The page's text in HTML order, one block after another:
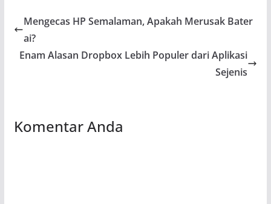
Mengecas HP Semalaman, Apakah Merusak Bater
ai?
Enam Alasan Dropbox Lebih Populer dari Aplikasi
Sejenis
Komentar Anda